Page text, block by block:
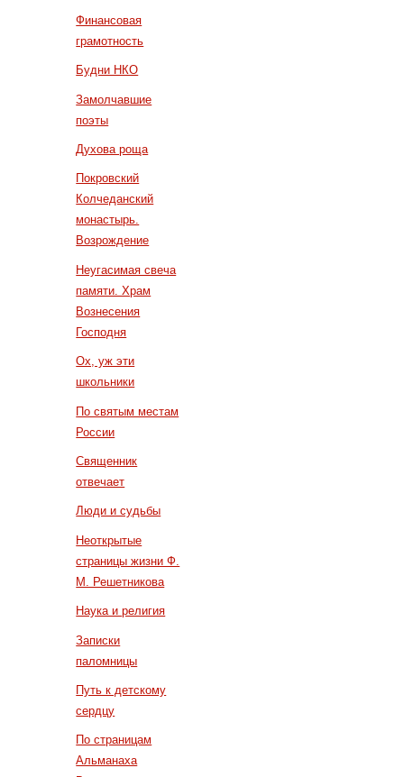
Финансовая
грамотность
Будни НКО
Замолчавшие
поэты
Духова роща
Покровский
Колчеданский
монастырь.
Возрождение
Неугасимая свеча
памяти. Храм
Вознесения
Господня
Ох, уж эти
школьники
По святым местам
России
Священник
отвечает
Люди и судьбы
Неоткрытые
страницы жизни Ф.
М. Решетникова
Наука и религия
Записки
паломницы
Путь к детскому
сердцу
По страницам
Альманаха